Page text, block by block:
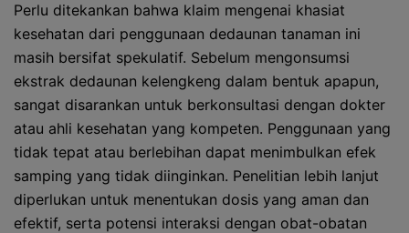
Perlu ditekankan bahwa klaim mengenai khasiat
kesehatan dari penggunaan dedaunan tanaman ini
masih bersifat spekulatif. Sebelum mengonsumsi
ekstrak dedaunan kelengkeng dalam bentuk apapun,
sangat disarankan untuk berkonsultasi dengan dokter
atau ahli kesehatan yang kompeten. Penggunaan yang
tidak tepat atau berlebihan dapat menimbulkan efek
samping yang tidak diinginkan. Penelitian lebih lanjut
diperlukan untuk menentukan dosis yang aman dan
efektif, serta potensi interaksi dengan obat-obatan